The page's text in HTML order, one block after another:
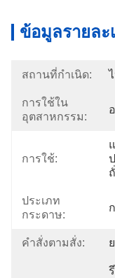
ข้อมูลรายละ
สถานที่กำเนิด:
การใช้ใน
อุตสาหกรรม:
การใช้:
ประเภท
กระดาษ:
คําสั่งตามสั่ง: